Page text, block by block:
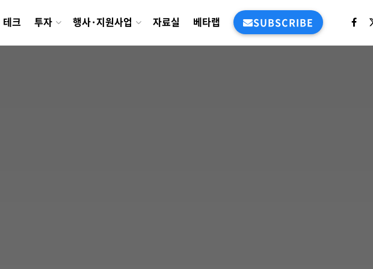
테크 투자 행사·지원사업 자료실 베타랩 SUBSCRIBE